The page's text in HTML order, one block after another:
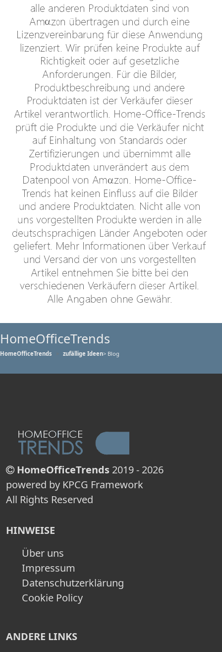
HomeOfficeTrends
HomeOfficeTrends zufällige Ideen> Blog
HomeOfficeTrends 2019 - 2026
powered by KPCG Framework
All Rights Reserved
HINWEISE
Über uns
Impressum
Datenschutzerklärung
Cookie Policy
ANDERE LINKS